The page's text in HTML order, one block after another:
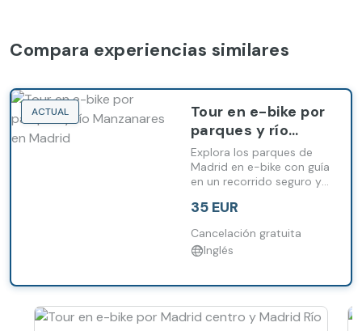
Compara experiencias similares
ACTUAL
Tour en e-bike por
parques y río
Manzanares en
Madrid
Explora los parques de
Madrid en e-bike con guía
en un recorrido seguro y
35 EUR
Cancelación gratuita
Inglés